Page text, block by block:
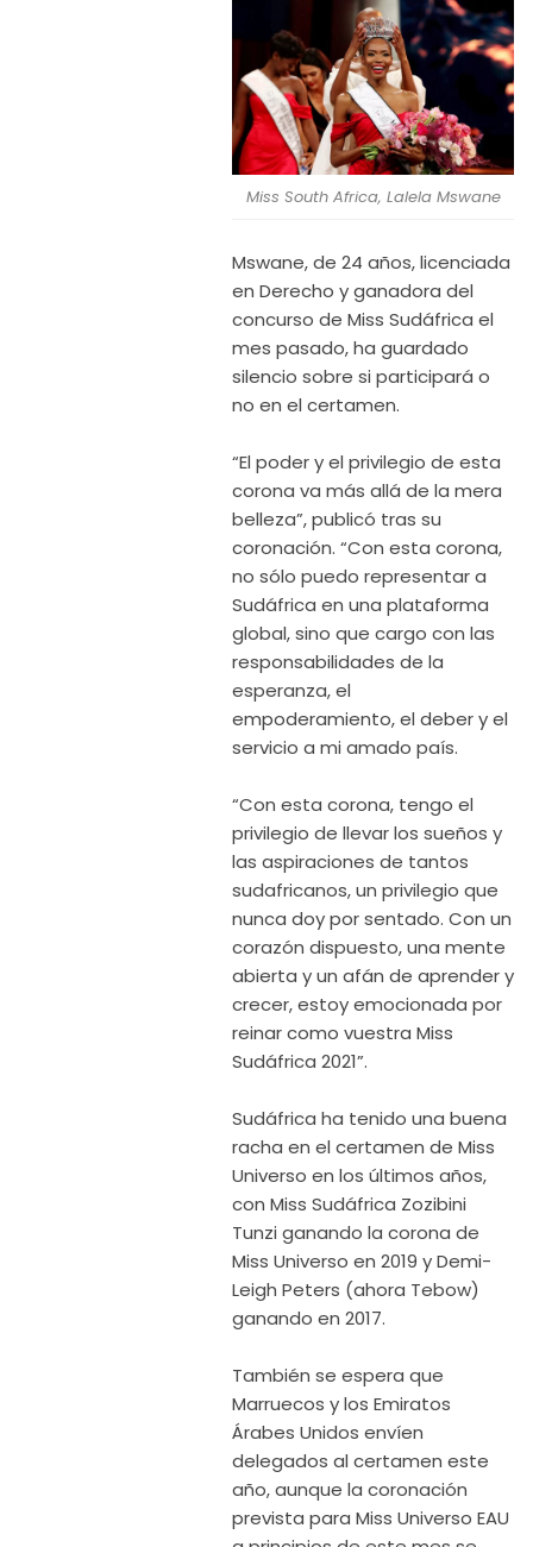
Miss South Africa, Lalela Mswane
Mswane, de 24 años, licenciada
en Derecho y ganadora del
concurso de Miss Sudáfrica el
mes pasado, ha guardado
silencio sobre si participará o
no en el certamen.
“El poder y el privilegio de esta
corona va más allá de la mera
belleza”, publicó tras su
coronación. “Con esta corona,
no sólo puedo representar a
Sudáfrica en una plataforma
global, sino que cargo con las
responsabilidades de la
esperanza, el
empoderamiento, el deber y el
servicio a mi amado país.
“Con esta corona, tengo el
privilegio de llevar los sueños y
las aspiraciones de tantos
sudafricanos, un privilegio que
nunca doy por sentado. Con un
corazón dispuesto, una mente
abierta y un afán de aprender y
crecer, estoy emocionada por
reinar como vuestra Miss
Sudáfrica 2021”.
Sudáfrica ha tenido una buena
racha en el certamen de Miss
Universo en los últimos años,
con Miss Sudáfrica Zozibini
Tunzi ganando la corona de
Miss Universo en 2019 y Demi-
Leigh Peters (ahora Tebow)
ganando en 2017.
También se espera que
Marruecos y los Emiratos
Árabes Unidos envíen
delegados al certamen este
año, aunque la coronación
prevista para Miss Universo EAU